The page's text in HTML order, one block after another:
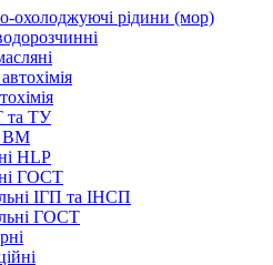
охолоджуючі рідини (мор)
та ТУ
ВМ
HLP
ГОСТ
ІГП та ІНСП
ГОСТ